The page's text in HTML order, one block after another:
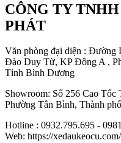
CÔNG TY
PHÁT
Văn phòng đại diện : Đường
Đào Duy Từ, KP Đông A ,
Tỉnh Bình Dương
Showroom: Số 256 Cao
Phường Tân Bình, Thành
Hotline : 0932.795.695 -
Web: https://